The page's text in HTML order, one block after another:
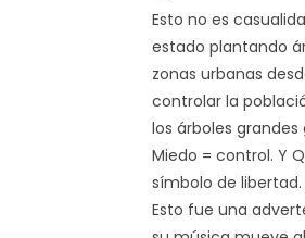
Esto no es
estado plantando
zonas urbanas
controlar la
los árboles
Miedo = control. Y
símbolo de
Esto fue una